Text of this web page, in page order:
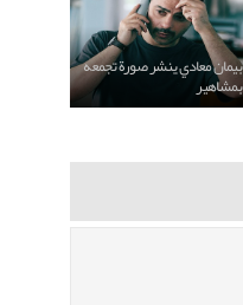
بيمان معادي ينشر صورة تجمعه
بمشاهير